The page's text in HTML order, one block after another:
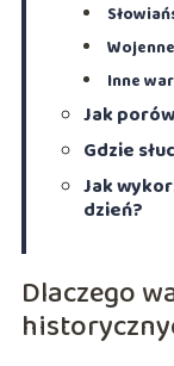
Inne
Jak
Gdzie
Jak
dzień?
Dlaczego